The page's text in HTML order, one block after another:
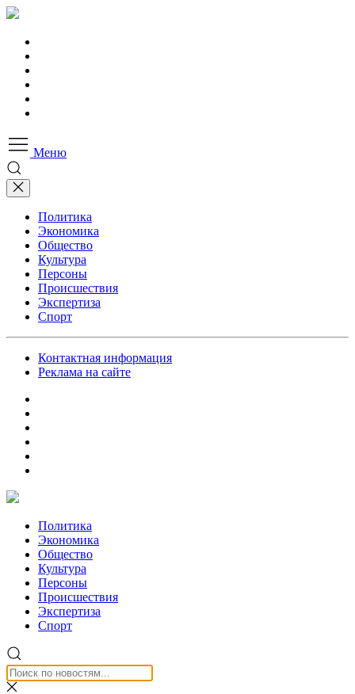
Меню
Политика
Экономика
Общество
Культура
Персоны
Происшествия
Экспертиза
Спорт
Контактная информация
Реклама на сайте
Политика
Экономика
Общество
Культура
Персоны
Происшествия
Экспертиза
Спорт